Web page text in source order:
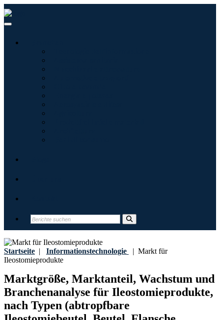
Startseite | Informationstechnologie | Markt für
Ileostomieprodukte
Marktgröße, Marktanteil, Wachstum und
Branchenanalyse für Ileostomieprodukte,
nach Typen (abtropfbare